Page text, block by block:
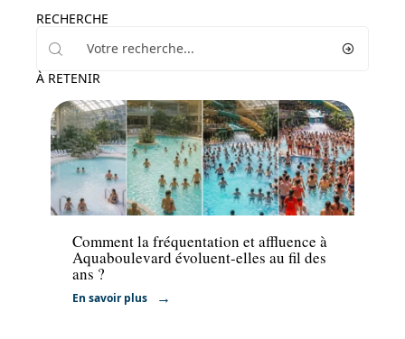
RECHERCHE
À RETENIR
Activités
Comment la fréquentation et affluence à
Aquaboulevard évoluent-elles au fil des
ans ?
En savoir plus